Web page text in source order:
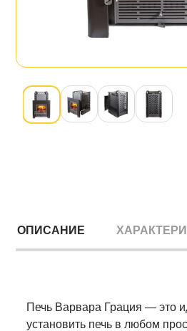
ОПИСАНИЕ
Печь Варвара Грация — это
установить печь в любом